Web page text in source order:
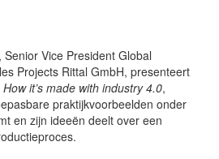
Senior Vice President Global
Projects Rittal GmbH, presenteert
How it’s made with industry 4.0,
praktijkvoorbeelden onder
en zijn ideeën deelt over een